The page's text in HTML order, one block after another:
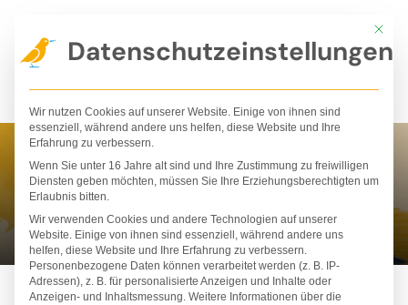
Inhalt
springen
Jochen Vahle
Mit
Datenschutzeinstellungen
Wir nutzen Cookies auf unserer Website. Einige von ihnen sind
essenziell, während andere uns helfen, diese Website und Ihre
Erfahrung zu verbessern.
Wenn Sie unter 16 Jahre alt sind und Ihre Zustimmung zu freiwilligen
Diensten geben möchten, müssen Sie Ihre Erziehungsberechtigten um
Erlaubnis bitten.
Wir verwenden Cookies und andere Technologien auf unserer
Website. Einige von ihnen sind essenziell, während andere uns
helfen, diese Website und Ihre Erfahrung zu verbessern.
Personenbezogene Daten können verarbeitet werden (z. B. IP-
Adressen), z. B. für personalisierte Anzeigen und Inhalte oder
Anzeigen- und Inhaltsmessung. Weitere Informationen über die